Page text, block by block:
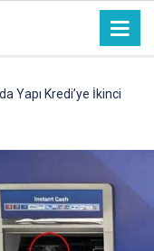
Yapı Kredi’ye İkinci